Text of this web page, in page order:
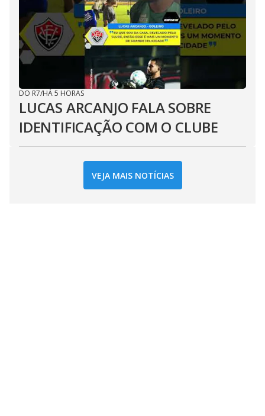
DO R7/HÁ 5 HORAS
LUCAS ARCANJO FALA SOBRE
IDENTIFICAÇÃO COM O CLUBE
VEJA MAIS NOTÍCIAS